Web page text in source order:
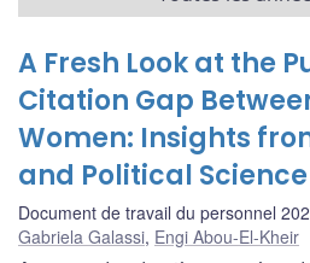
A Fresh Look at the
Citation Gap
Women: Insights
and Political Science
Document de travail du personnel
Gabriela Galassi, Engi Abou-El-Kheir